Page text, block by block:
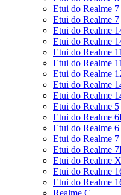
Etui do Realme 7
Etui do Realme 7
Etui do Realme
Etui do Realme
Etui do Realme
Etui do Realme
Etui do Realme
Etui do Realme
Etui do Realme
Etui do Realme 5
Etui do Realme
Etui do Realme
Etui do Realme 7
Etui do Realme
Etui do Realme
Etui do Realme
Etui do Realme
Realme C